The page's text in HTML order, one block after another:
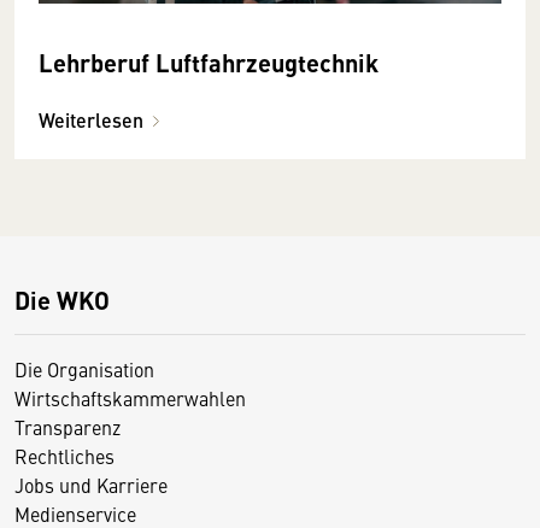
Lehrberuf Luftfahrzeugtechnik
Weiterlesen
Die WKO
Die Organisation
Wirtschaftskammerwahlen
Transparenz
Rechtliches
Jobs und Karriere
Medienservice